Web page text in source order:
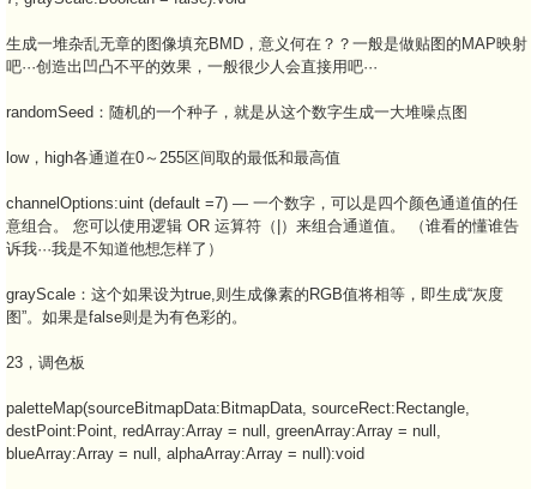
生成一堆杂乱无章的图像填充BMD，意义何在？？一般是做贴图的MAP映射
吧···创造出凹凸不平的效果，一般很少人会直接用吧···
randomSeed：随机的一个种子，就是从这个数字生成一大堆噪点图
low，high各通道在0～255区间取的最低和最高值
channelOptions:uint (default =7) — 一个数字，可以是四个颜色通道值的任
意组合。 您可以使用逻辑 OR 运算符（|）来组合通道值。 （谁看的懂谁告
诉我···我是不知道他想怎样了）
grayScale：这个如果设为true,则生成像素的RGB值将相等，即生成“灰度
图”。如果是false则是为有色彩的。
23，调色板
paletteMap(sourceBitmapData:BitmapData, sourceRect:Rectangle,
destPoint:Point, redArray:Array = null, greenArray:Array = null,
blueArray:Array = null, alphaArray:Array = null):void